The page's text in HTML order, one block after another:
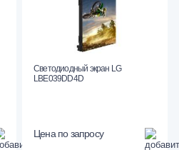
Светодиодный экран LG
LBE039DD4D
Цена по запросу